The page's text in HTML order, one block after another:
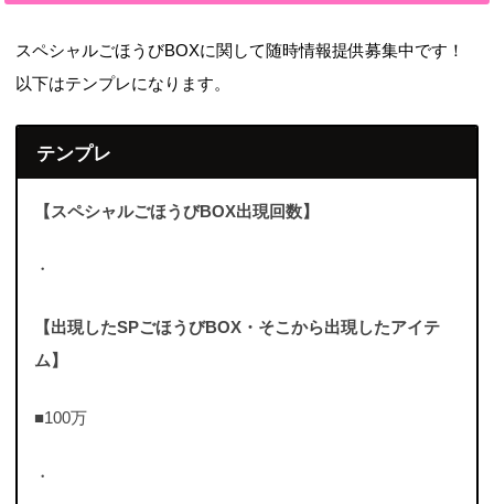
号、もしくはホーム画面orプロフィール画
スペシャルごほうびBOXに関して随時情報提供募集中です！
以下はテンプレになります。
テンプレ
【スペシャルごほうびBOX出現回数】
・
【出現したSPごほうびBOX・そこから出現したアイテ
ム】
■100万
・